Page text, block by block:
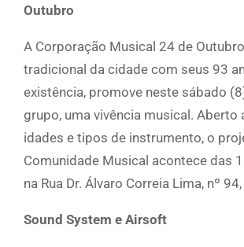
Outubro
A Corporação Musical 24 de
tradicional da cidade com seus 93
existência, promove neste sábado
grupo, uma vivência musical. Aberto
idades e tipos de instrumento, o
Comunidade Musical acontece das
na Rua Dr. Álvaro Correia Lima, nº
Sound System e Airsoft